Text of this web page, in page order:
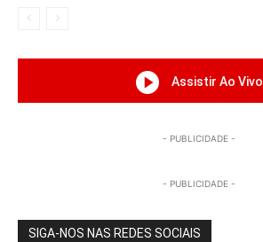
Assistir Ao Vivo
- PUBLICIDADE -
- PUBLICIDADE -
SIGA-NOS NAS REDES SOCIAIS